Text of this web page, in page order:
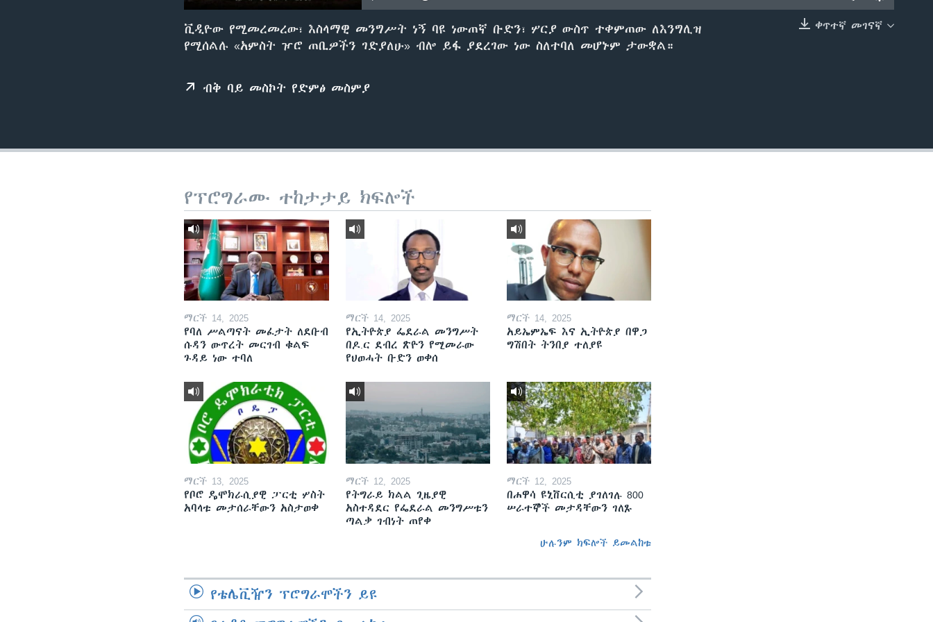
ቀጥተኛ መገናኛ
ቪዲዮው የሚመረመረው፣ እስላማዊ መንግሥት ነኝ ባዩ ነውጠኛ ቡድን፣ ሦርያ ውስጥ ተቀምጠው ለእንግሊዝ
የሚሰልሉ «አምስት ዦሮ ጠቢዎችን ገድያለሁ» ብሎ ይፋ ያደረገው ነው ስለተባለ መሆኑም ታውቋል።
ብቅ ባይ መስኮት የድምፅ መስምያ
የፕሮግራሙ ተከታታይ ክፍሎች
ማርች 14, 2025
የባለ ሥልጣናት መፈታት ለደቡብ
ሱዳን ውጥረት መርገብ ቁልፍ
ጉዳይ ነው ተባለ
ማርች 14, 2025
የኢትዮጵያ ፌደራል መንግሥት
በዶ.ር ደብረ ጽዮን የሚመራው
የህወሓት ቡድን ወቀሰ
ማርች 14, 2025
አይኤምኤፍ እና ኢትዮጵያ በዋጋ
ግሽበት ትንበያ ተለያዩ
ማርች 13, 2025
የቦሮ ዴሞክራሲያዊ ፓርቲ ሦስት
አባላቱ መታሰራቸውን አስታወቀ
ማርች 12, 2025
የትግራይ ክልል ጊዜያዊ
አስተዳደር የፌደራል መንግሥቱን
ጣልቃ ገብነት ጠየቀ
ማርች 12, 2025
በሐዋሳ ዩኒቨርሲቲ ያገለገሉ 800
ሠራተኞች መታዳቸውን ገለጹ
ሁሉንም ክፍሎች ይመልከቱ
የቴሌቪዥን ፕሮግራሞችን ይዩ